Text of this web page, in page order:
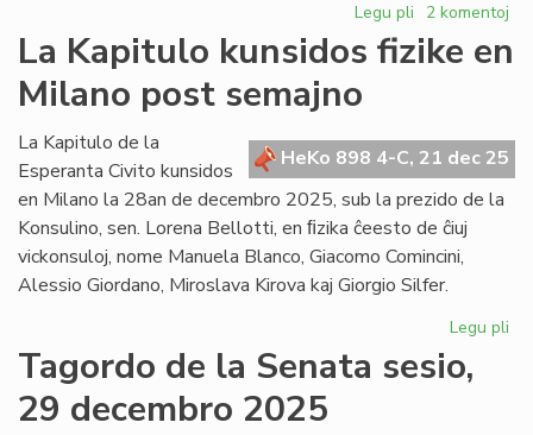
Legu pli pri
Senata
reglamento:
Martinelli
konfirmas
2 komentoj
La Kapitulo kunsidos fizike en
Milano post semajno
HeKo 898 4-C, 21 dec 25
La Kapitulo de la
Esperanta Civito kunsidos
en Milano la 28an de decembro 2025, sub la prezido de la
Konsulino, sen. Lorena Bellotti, en ﬁzika ĉeesto de ĉiuj
vickonsuloj, nome Manuela Blanco, Giacomo Comincini,
Alessio Giordano, Miroslava Kirova kaj Giorgio Silfer.
Legu pli
Tagordo de la Senata sesio,
29 decembro 2025